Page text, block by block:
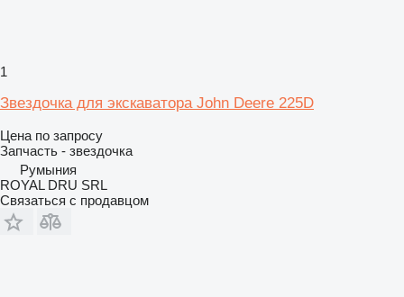
1
Звездочка для экскаватора John Deere 225D
Цена по запросу
Запчасть - звездочка
Румыния
ROYAL DRU SRL
Связаться с продавцом